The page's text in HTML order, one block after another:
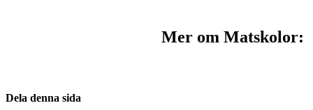
Mer om Matskolor:
Dela denna sida